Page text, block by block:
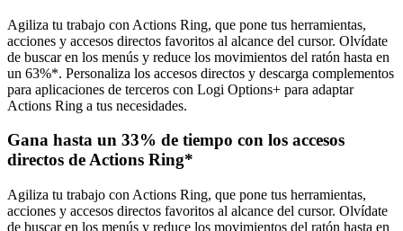
Agiliza tu trabajo con Actions Ring, que pone tus herramientas,
acciones y accesos directos favoritos al alcance del cursor. Olvídate
de buscar en los menús y reduce los movimientos del ratón hasta en
un 63%*. Personaliza los accesos directos y descarga complementos
para aplicaciones de terceros con Logi Options+ para adaptar
Actions Ring a tus necesidades.
Gana hasta un 33% de tiempo con los accesos
directos de Actions Ring*
Agiliza tu trabajo con Actions Ring, que pone tus herramientas,
acciones y accesos directos favoritos al alcance del cursor. Olvídate
de buscar en los menús y reduce los movimientos del ratón hasta en